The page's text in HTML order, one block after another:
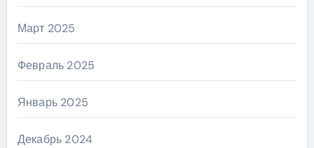
Март 2025
Февраль 2025
Январь 2025
Декабрь 2024